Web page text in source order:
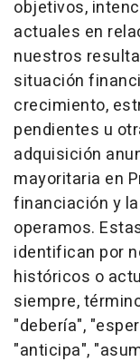
objetivos,
actuales en
nuestros
situación
crecimiento,
pendientes u
adquisición
mayoritaria en
financiación y
operamos.
identifican por
históricos o
siempre,
"debería",
"anticipa",